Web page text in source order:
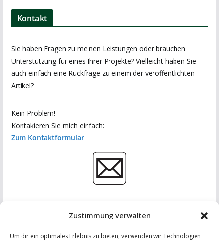
Zustimmung verwalten
Um dir ein optimales Erlebnis zu bieten, verwenden wir Technologien
Kontakt
Sie haben Fragen zu meinen Leistungen oder brauchen
Unterstützung für eines Ihrer Projekte? Vielleicht haben Sie
auch einfach eine Rückfrage zu einem der veröffentlichten
Artikel?
Kein Problem!
Kontakieren Sie mich einfach:
Zum Kontaktformular